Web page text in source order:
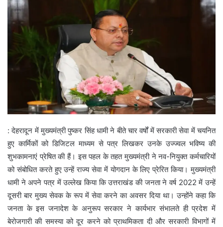
: देहरादून में मुख्यमंत्री पुष्कर सिंह धामी ने बीते चार वर्षों में सरकारी सेवा में चयनित
हुए कार्मिकों को डिजिटल माध्यम से पत्र लिखकर उनके उज्ज्वल भविष्य की
शुभकामनाएं प्रेषित की हैं। इस पहल के तहत मुख्यमंत्री ने नव-नियुक्त कर्मचारियों
को संबोधित करते हुए उन्हें राज्य सेवा में योगदान के लिए प्रेरित किया। मुख्यमंत्री
धामी ने अपने पत्र में उल्लेख किया कि उत्तराखंड की जनता ने वर्ष 2022 में उन्हें
दूसरी बार मुख्य सेवक के रूप में सेवा करने का अवसर दिया था। उन्होंने कहा कि
जनता के इस जनादेश के अनुरूप सरकार ने कार्यभार संभालते ही प्रदेश में
बेरोजगारी की समस्या को दूर करने को प्राथमिकता दी और सरकारी विभागों में